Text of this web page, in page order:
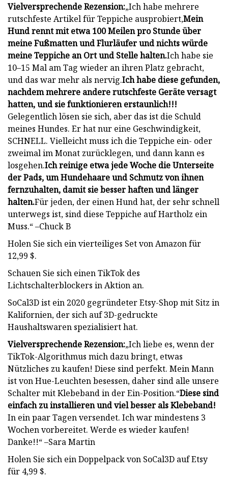
Vielversprechende Rezension:„Ich habe mehrere
rutschfeste Artikel für Teppiche ausprobiert,Mein
Hund rennt mit etwa 100 Meilen pro Stunde über
meine Fußmatten und Flurläufer und nichts würde
meine Teppiche an Ort und Stelle halten.Ich habe sie
10–15 Mal am Tag wieder an ihren Platz gebracht,
und das war mehr als nervig.Ich habe diese gefunden,
nachdem mehrere andere rutschfeste Geräte versagt
hatten, und sie funktionieren erstaunlich!!!
Gelegentlich lösen sie sich, aber das ist die Schuld
meines Hundes. Er hat nur eine Geschwindigkeit,
SCHNELL. Vielleicht muss ich die Teppiche ein- oder
zweimal im Monat zurücklegen, und dann kann es
losgehen.Ich reinige etwa jede Woche die Unterseite
der Pads, um Hundehaare und Schmutz von ihnen
fernzuhalten, damit sie besser haften und länger
halten.Für jeden, der einen Hund hat, der sehr schnell
unterwegs ist, sind diese Teppiche auf Hartholz ein
Muss.“ –Chuck B
Holen Sie sich ein vierteiliges Set von Amazon für
12,99 $.
Schauen Sie sich einen TikTok des
Lichtschalterblockers in Aktion an.
SoCal3D ist ein 2020 gegründeter Etsy-Shop mit Sitz in
Kalifornien, der sich auf 3D-gedruckte
Haushaltswaren spezialisiert hat.
Vielversprechende Rezension:„Ich liebe es, wenn der
TikTok-Algorithmus mich dazu bringt, etwas
Nützliches zu kaufen! Diese sind perfekt. Mein Mann
ist von Hue-Leuchten besessen, daher sind alle unsere
Schalter mit Klebeband in der Ein-Position.“Diese sind
einfach zu installieren und viel besser als Klebeband!
In ein paar Tagen versendet. Ich war mindestens 3
Wochen vorbereitet. Werde es wieder kaufen!
Danke!!“ –Sara Martin
Holen Sie sich ein Doppelpack von SoCal3D auf Etsy
für 4,99 $.